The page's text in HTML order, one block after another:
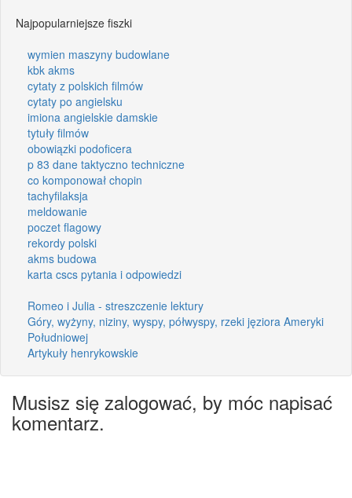
Najpopularniejsze fiszki
wymien maszyny budowlane
kbk akms
cytaty z polskich filmów
cytaty po angielsku
imiona angielskie damskie
tytuły filmów
obowiązki podoficera
p 83 dane taktyczno techniczne
co komponował chopin
tachyfilaksja
meldowanie
poczet flagowy
rekordy polski
akms budowa
karta cscs pytania i odpowiedzi
Romeo i Julia - streszczenie lektury
Góry, wyżyny, niziny, wyspy, półwyspy, rzeki jęziora Ameryki
Południowej
Artykuły henrykowskie
Musisz się zalogować, by móc napisać
komentarz.